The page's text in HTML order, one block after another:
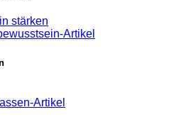
stärken
Artikel
Artikel